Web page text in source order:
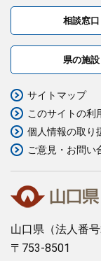
相談窓口
県の施設
山口県 （法人番
〒753-8501
サイトマップ
このサイトの利
個人情報の取り
ご意見・お問い